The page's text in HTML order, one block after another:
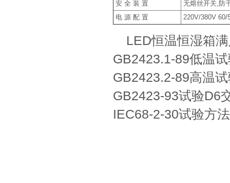
安 全 装 置
无熔丝开关,防
电 源 配 置
220V/380V 60/
LED恒温恒湿箱
GB2423.1-89低温
GB2423.2-89高温
GB2423-93试验D6
IEC68-2-30试验方